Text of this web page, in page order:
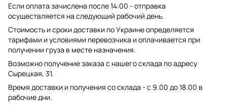
Если оплата зачислена после 14:00 - отправка
осуществляется на следующий рабочий день.
Стоимость и сроки доставки по Украине определяется
тарифами и условиями перевозчика и оплачивается при
получении груза в месте назначения.
Возможно получение заказа с нашего склада по адресу
Сырецкая, 31.
Время доставки и получения со склада - с 9.00 до 18.00 в
рабочие дни.